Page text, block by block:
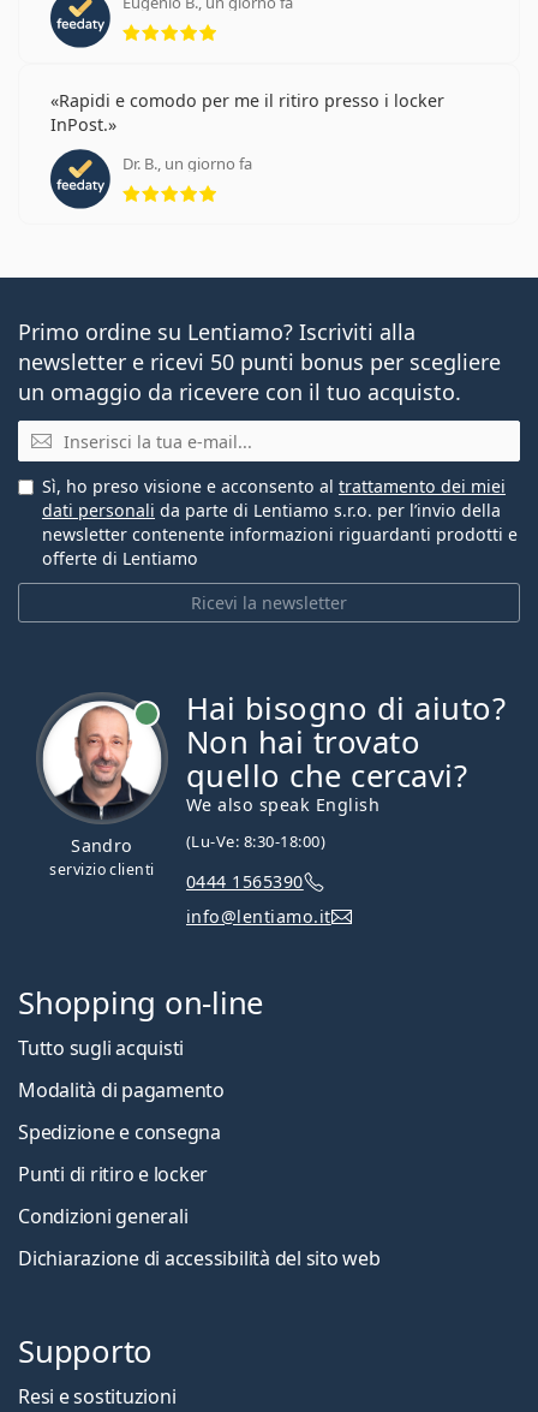
valutazione 5 di 5
Rapidi e comodo per me il ritiro presso i locker
InPost.
Dr. B., un giorno fa
Primo ordine su Lentiamo? Iscriviti alla
newsletter e ricevi 50 punti bonus per scegliere
un omaggio da ricevere con il tuo acquisto.
E-mail
Ricevi la newsletter
Sì, ho preso visione e acconsento al trattamento dei miei
dati personali da parte di Lentiamo s.r.o. per l’invio della
newsletter contenente informazioni riguardanti prodotti e
offerte di Lentiamo
Sandro
servizio clienti
Hai bisogno di aiuto?
Non hai trovato
quello che cercavi?
We also speak English
(Lu-Ve: 8:30-18:00)
0444 1565390
info@lentiamo.it
Shopping on-line
Tutto sugli acquisti
Modalità di pagamento
Spedizione e consegna
Punti di ritiro e locker
Condizioni generali
Dichiarazione di accessibilità del sito web
Supporto
Resi e sostituzioni